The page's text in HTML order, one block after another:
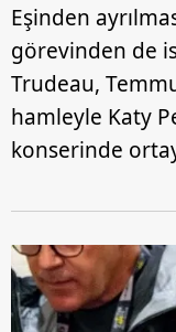
Eşinden
görevinden de
Trudeau,
hamleyle Katy
konserinde